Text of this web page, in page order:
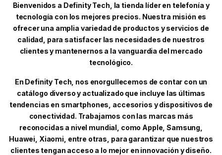
Bienvenidos a Definity Tech, la tienda líder en telefonía y
tecnología con los mejores precios. Nuestra misión es
ofrecer una amplia variedad de productos y servicios de
calidad, para satisfacer las necesidades de nuestros
clientes y mantenernos a la vanguardia del mercado
tecnológico.
En Definity Tech, nos enorgullecemos de contar con un
catálogo diverso y actualizado que incluye las últimas
tendencias en smartphones, accesorios y dispositivos de
conectividad. Trabajamos con las marcas más
reconocidas a nivel mundial, como Apple, Samsung,
Huawei, Xiaomi, entre otras, para garantizar que nuestros
clientes tengan acceso a lo mejor en innovación y diseño.